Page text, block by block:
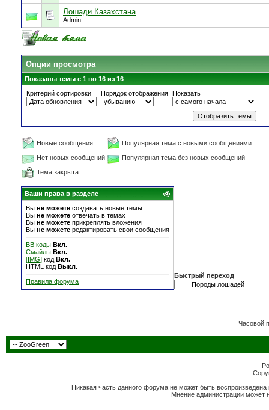
Лошади Казахстана
Admin
Опции просмотра
Показаны темы с 1 по 16 из 16
Критерий сортировки
Порядок отображения Показать
Новые сообщения
Популярная тема с новыми сообщениями
Нет новых сообщений
Популярная тема без новых сообщений
Тема закрыта
Ваши права в разделе
Вы не можете создавать новые темы
Вы не можете отвечать в темах
Вы не можете прикреплять вложения
Вы не можете редактировать свои сообщения
BB коды Вкл.
Смайлы Вкл.
[IMG] код Вкл.
HTML код Выкл.
Правила форума
Быстрый переход
Часовой
Никакая часть данного форума не может быть
Мнение администрации может